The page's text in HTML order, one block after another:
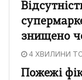
знищено
4 ХВИЛИНИ
Пожежі